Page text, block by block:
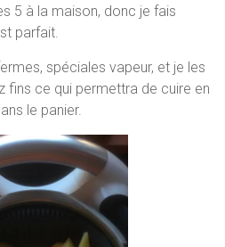
5 à la maison, donc je fais
parfait.
spéciales vapeur, et je les
fins ce qui permettra de cuire en
le panier.